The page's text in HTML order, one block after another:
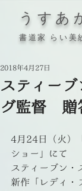
うすあ
書道家 らい
スティー
グ監督 贈
2018年4月27日
4月24日（火）
ショー」にて
スティーブン・
新作「レディ・